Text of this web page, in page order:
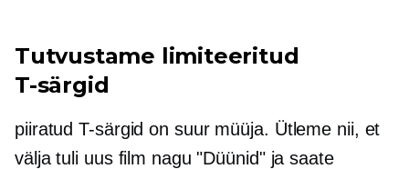
Tutvustame limiteeritud
T-särgid
piiratudT-särgid on suur müüja. Ütleme nii, et
välja tuli uus film nagu "Düünid" ja saate